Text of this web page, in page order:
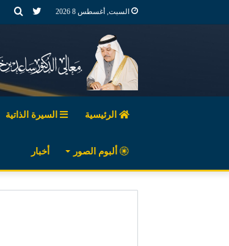
السبت, أغسطس 8 2026 بحثتويتر
الرئيسية السيرة الذاتية
ألبوم الصور أخبار